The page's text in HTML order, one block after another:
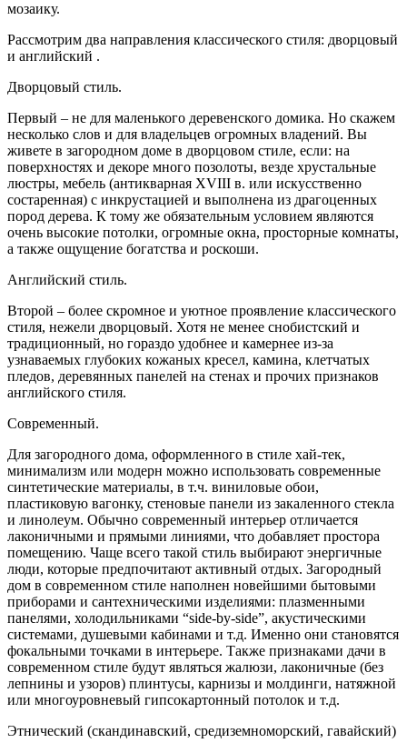
мозаику.
Рассмотрим два направления классического стиля: дворцовый
и английский .
Дворцовый стиль.
Первый – не для маленького деревенского домика. Но скажем
несколько слов и для владельцев огромных владений. Вы
живете в загородном доме в дворцовом стиле, если: на
поверхностях и декоре много позолоты, везде хрустальные
люстры, мебель (антикварная XVIII в. или искусственно
состаренная) с инкрустацией и выполнена из драгоценных
пород дерева. К тому же обязательным условием являются
очень высокие потолки, огромные окна, просторные комнаты,
а также ощущение богатства и роскоши.
Английский стиль.
Второй – более скромное и уютное проявление классического
стиля, нежели дворцовый. Хотя не менее снобистский и
традиционный, но гораздо удобнее и камернее из-за
узнаваемых глубоких кожаных кресел, камина, клетчатых
пледов, деревянных панелей на стенах и прочих признаков
английского стиля.
Современный.
Для загородного дома, оформленного в стиле хай-тек,
минимализм или модерн можно использовать современные
синтетические материалы, в т.ч. виниловые обои,
пластиковую вагонку, стеновые панели из закаленного стекла
и линолеум. Обычно современный интерьер отличается
лаконичными и прямыми линиями, что добавляет простора
помещению. Чаще всего такой стиль выбирают энергичные
люди, которые предпочитают активный отдых. Загородный
дом в современном стиле наполнен новейшими бытовыми
приборами и сантехническими изделиями: плазменными
панелями, холодильниками “side-by-side”, акустическими
системами, душевыми кабинами и т.д. Именно они становятся
фокальными точками в интерьере. Также признаками дачи в
современном стиле будут являться жалюзи, лаконичные (без
лепнины и узоров) плинтусы, карнизы и молдинги, натяжной
или многоуровневый гипсокартонный потолок и т.д.
Этнический (скандинавский, средиземноморский, гавайский)